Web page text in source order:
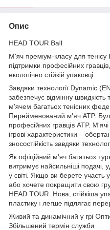
Опис
HEAD TOUR Ball
М'яч преміум-класу для
підтримки професійних
екологічно стійкій упаковці.
Завдяки технології Dynamic
забезпечує відмінну
м'ячем багатьох тенісних
Перейменований м'яч ATP.
професійних гравців ATP.
ігрові характеристики –
зносостійкість завдяки
Як офіційний м'яч багатьох
витримує найсильніші
у світі. Якщо ви берете участь
або хочете покращити свою
HEAD TOUR. Нова, стійкіша
пластику і легше підлягає
Живий та динамічний у грі
Збільшений термін служби